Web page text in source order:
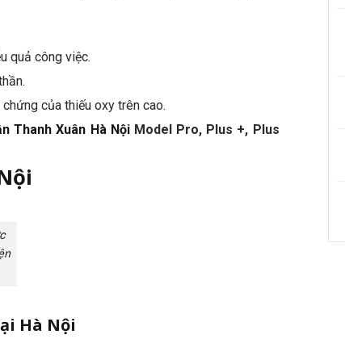
quả công việc.
của thiếu oxy trên cao.
Thanh Xuân Hà Nội Model Pro, Plus +, Plus
Hà Nội